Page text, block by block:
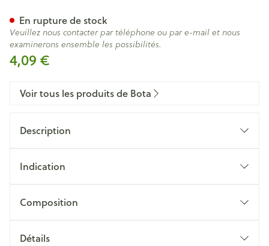
4,09 €
En rupture de stock
Veuillez nous contacter par téléphone ou par e-mail et nous
examinerons ensemble les possibilités.
Voir tous les produits de Bota
Description
Indication
Composition
Détails